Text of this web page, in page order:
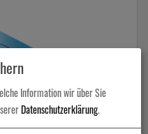
Information wir über Sie
Datenschutzerklärung.